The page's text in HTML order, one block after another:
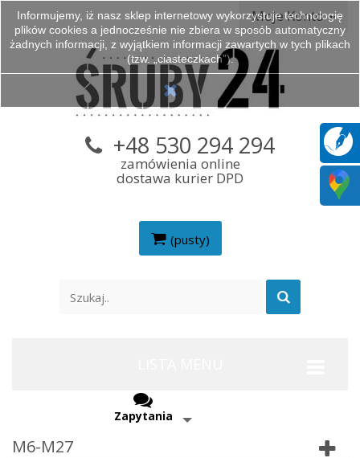
Moje Konto
(pusty)
+48 530 294 294
zamówienia online
dostawa kurier DPD
Zapytania
M6-M27
Informujemy, iż nasz sklep internetowy wykorzystuje technologię
plików cookies a jednocześnie nie zbiera w sposób automatyczny
żadnych informacji, z wyjątkiem informacji zawartych w tych plikach
(tzw. „ciasteczkach”).